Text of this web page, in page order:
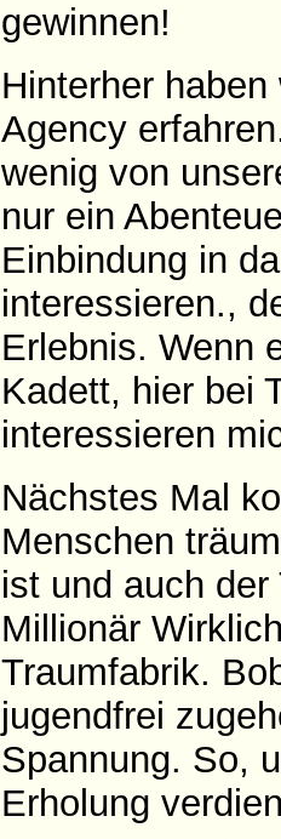
gewinnen!
Hinterher
Agency
wenig von
nur ein
Einbindung in
interessieren.,
Erlebnis. Wenn
Kadett, hier bei
interessieren
Nächstes Mal
Menschen
ist und auch
Millionär
Traumfabrik.
jugendfrei
Spannung. So,
Erholung